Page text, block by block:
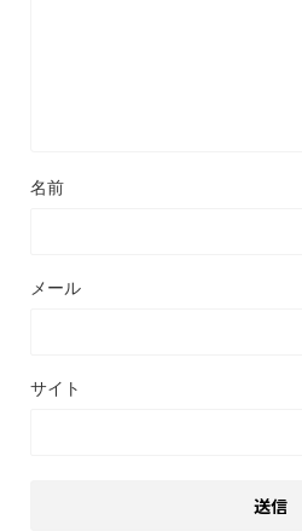
名前
メール
サイト